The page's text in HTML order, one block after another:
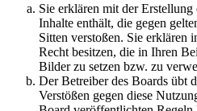
Sie erklären mit der Erstellung
Inhalte enthält, die gegen
Sitten verstoßen. Sie erklären
Recht besitzen, die in Ihren
Bilder zu setzen bzw. zu
Der Betreiber des Boards übt
Verstößen gegen diese